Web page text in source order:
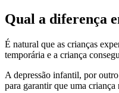
Qual a diferença
É natural que as crianças
temporária e a criança
A depressão infantil, por
para garantir que uma criança